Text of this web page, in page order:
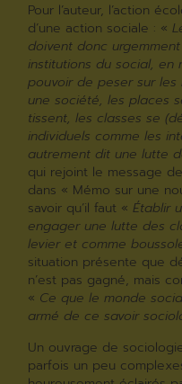
Pour l’auteur, l’action
d’une action sociale : «
doivent donc
institutions du social,
pouvoir de peser sur les
une société, les places
tissent, les classes se
individuels comme les
autrement dit une lutte
qui rejoint le message
dans « Mémo sur une
savoir qu’il faut «Établir
engager une lutte des
levier et comme
situation présente que
n’est pas gagné, mais
« Ce que le monde
armé de ce savoir
Un ouvrage de
parfois un peu